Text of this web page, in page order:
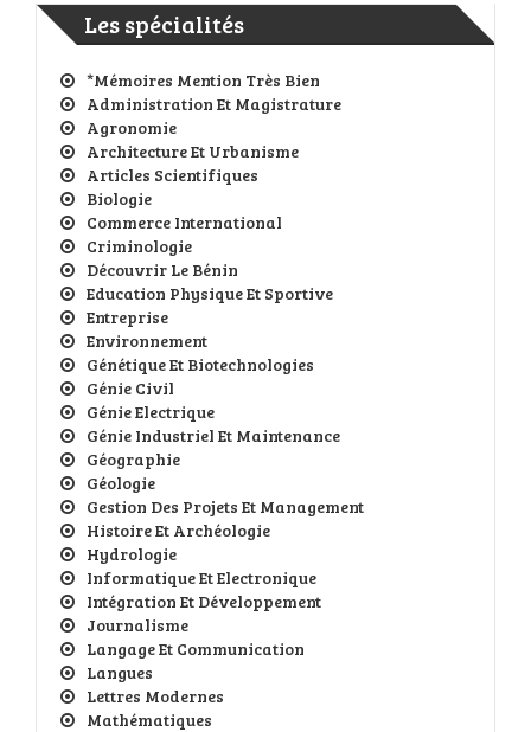
Les spécialités
*Mémoires Mention Très Bien
Administration Et Magistrature
Agronomie
Architecture Et Urbanisme
Articles Scientifiques
Biologie
Commerce International
Criminologie
Découvrir Le Bénin
Education Physique Et Sportive
Entreprise
Environnement
Génétique Et Biotechnologies
Génie Civil
Génie Electrique
Génie Industriel Et Maintenance
Géographie
Géologie
Gestion Des Projets Et Management
Histoire Et Archéologie
Hydrologie
Informatique Et Electronique
Intégration Et Développement
Journalisme
Langage Et Communication
Langues
Lettres Modernes
Mathématiques